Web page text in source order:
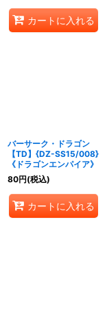
カートに入れる
バーサーク・ドラゴン
【TD】{DZ-SS15/008}
《ドラゴンエンパイア》
80円(税込)
カートに入れる